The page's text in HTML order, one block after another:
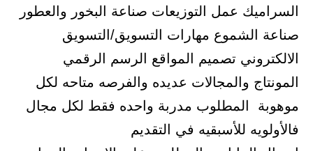
السراميك عمل التوزيعات صناعة البخور والعطور
صناعة الشموع مهارات التسويق/التسويق
الالكتروني تصميم المواقع الرسم الرقمي
المونتاج والمجالات عديده والفرصه متاحه لكل
موهوبة المطلوب مدربة واحده فقط لكل مجال
فالأولويه للأسبقيه في التقديم